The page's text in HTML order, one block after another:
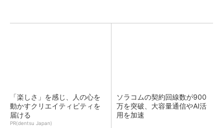
「楽しさ」を感じ、人の心を
動かすクリエイティビティを
届ける
PR(dentsu Japan)
ソラコムの契約回線数が900
万を突破、大容量通信やAI活
用を加速